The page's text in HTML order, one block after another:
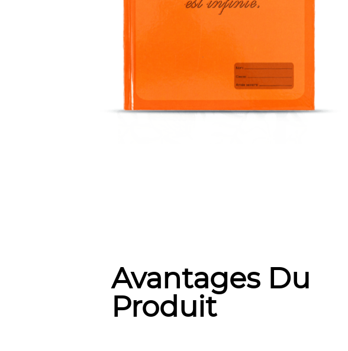
Avantages Du
Produit